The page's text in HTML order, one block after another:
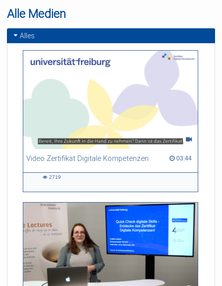
Alle Medien
Alles
Video Zertifikat Digitale Kompetenzen 03:44
03:44 duration
2719